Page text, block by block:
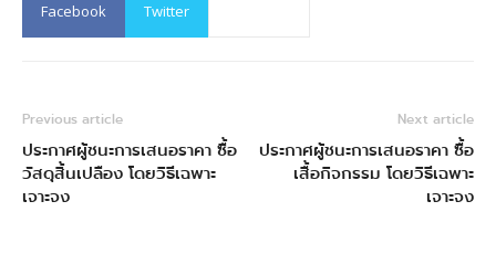
Facebook Twitter
Previous article
ประกาศผู้ชนะการเสนอราคา ซื้อ
วัสดุสิ้นเปลือง โดยวิธีเฉพาะ
เจาะจง
Next article
ประกาศผู้ชนะการเสนอราคา ซื้อ
เสื้อกิจกรรม โดยวิธีเฉพาะ
เจาะจง